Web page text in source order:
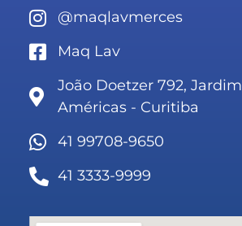
@maqlavmerces
Maq Lav
João Doetzer 792,
Américas - Curitiba
41 99708-9650
41 3333-9999